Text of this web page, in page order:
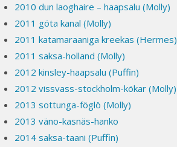
2010 dun laoghaire – haapsalu (Molly)
2011 göta kanal (Molly)
2011 katamaraaniga kreekas (Hermes)
2011 saksa-holland (Molly)
2012 kinsley-haapsalu (Puffin)
2012 vissvass-stockholm-kökar (Molly)
2013 sottunga-föglö (Molly)
2013 väno-kasnäs-hanko
2014 saksa-taani (Puffin)